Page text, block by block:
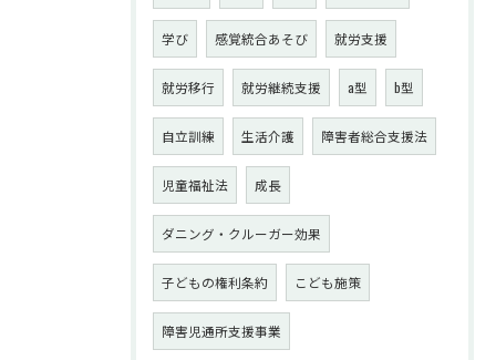
学び 感覚統合あそび 就労支援
就労移行 就労継続支援 a型 b型
自立訓練 生活介護 障害者総合支援法
児童福祉法 成長
ダニング・クルーガー効果
子どもの権利条約 こども施策
障害児通所支援事業